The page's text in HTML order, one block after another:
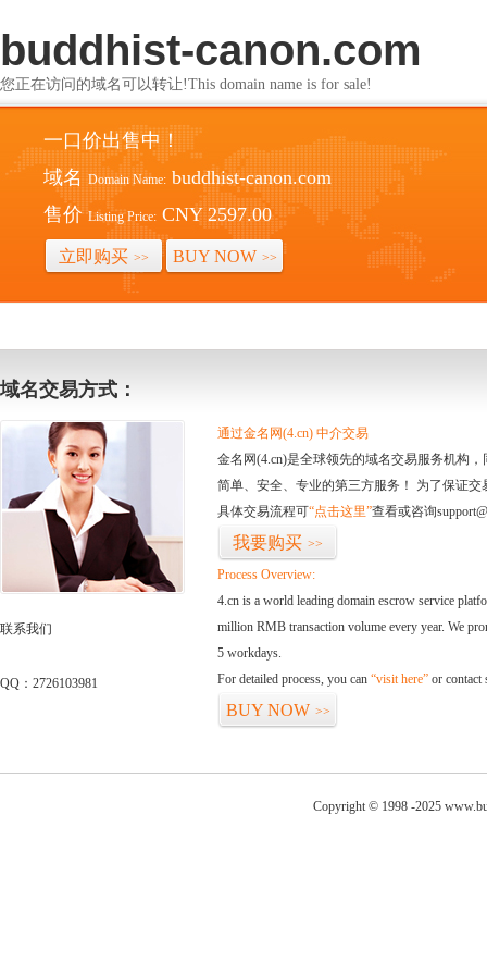
buddhist-canon.com
您正在访问的域名可以转让!This domain name is for sale!
一口价出售中！
域名 Domain Name: buddhist-canon.com
售价 Listing Price: CNY 2597.00
立即购买 >> BUY NOW >>
域名交易方式：
联系我们
QQ：2726103981
通过金名网(4.cn) 中介交易
金名网(4.cn)是全球领先的域名交易服务机构
简单、安全、专业的第三方服务！ 为了保证
具体交易流程可“点击这里”查看或咨询
我要购买 >>
Process Overview:
4.cn is a world leading domain escrow service
million RMB transaction volume every year. We
5 workdays.
For detailed process, you can “visit here” or contact
BUY NOW >>
Copyright © 1998 -2025